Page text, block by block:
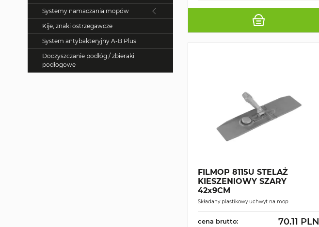
Systemy namaczania mopów
Kije, znaki ostrzegawcze
System antybakteryjny A-B Plus
Doczyszczanie podłóg / zbieraki
podłogowe
FILMOP 8115U STELAŻ
KIESZENIOWY SZARY
42x9CM
Składany plastikowy uchwyt na mop
cena brutto: 70.11 PLN